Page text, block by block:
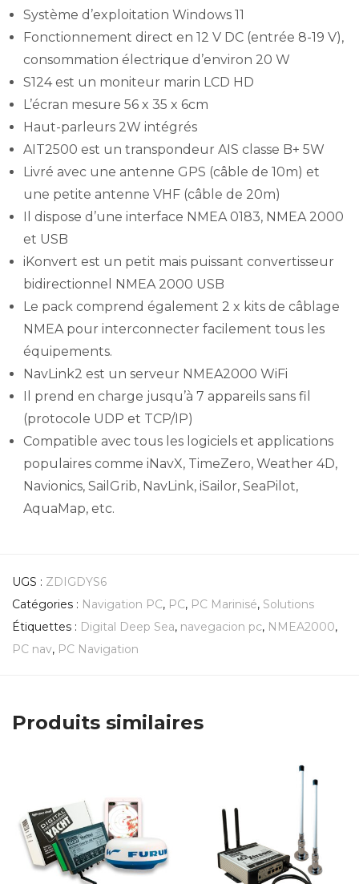
Système d’exploitation Windows 11
Fonctionnement direct en 12 V DC (entrée 8-19 V),
consommation électrique d’environ 20 W
S124 est un moniteur marin LCD HD
L’écran mesure 56 x 35 x 6cm
Haut-parleurs 2W intégrés
AIT2500 est un transpondeur AIS classe B+ 5W
Livré avec une antenne GPS (câble de 10m) et
une petite antenne VHF (câble de 20m)
Il dispose d’une interface NMEA 0183, NMEA 2000
et USB
iKonvert est un petit mais puissant convertisseur
bidirectionnel NMEA 2000 USB
Le pack comprend également 2 x kits de câblage
NMEA pour interconnecter facilement tous les
équipements.
NavLink2 est un serveur NMEA2000 WiFi
Il prend en charge jusqu’à 7 appareils sans fil
(protocole UDP et TCP/IP)
Compatible avec tous les logiciels et applications
populaires comme iNavX, TimeZero, Weather 4D,
Navionics, SailGrib, NavLink, iSailor, SeaPilot,
AquaMap, etc.
UGS : ZDIGDYS6
Catégories : Navigation PC, PC, PC Marinisé, Solutions
Étiquettes : Digital Deep Sea, navegacion pc, NMEA2000,
PC nav, PC Navigation
Produits similaires